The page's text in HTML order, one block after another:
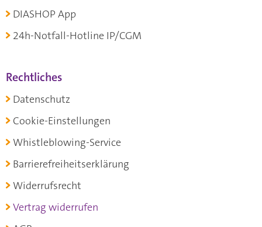
DIASHOP App
24h-Notfall-Hotline IP/CGM
Rechtliches
Datenschutz
Cookie-Einstellungen
Whistleblowing-Service
Barrierefreiheitserklärung
Widerrufsrecht
Vertrag widerrufen